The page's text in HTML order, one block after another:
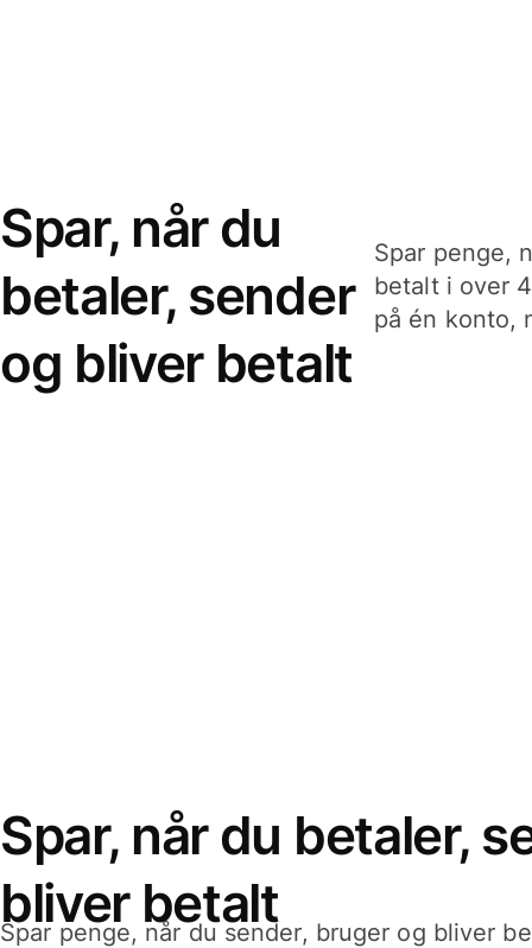
Spar, når du
betaler, sender
og bliver betalt
Spar penge,
betalt i over
på én konto,
Spar, når du betaler,
bliver betalt
Spar penge, når du sender, bruger og bliver